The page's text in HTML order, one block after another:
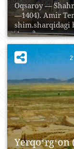
Oqsaroy —
—1404). Amir
shim.sharqidagi